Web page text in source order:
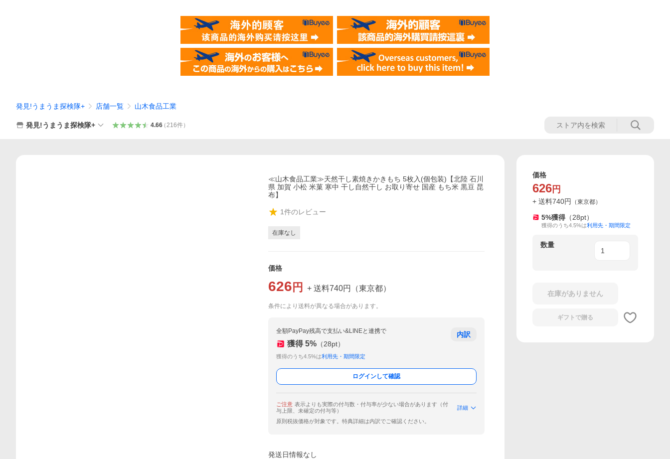
発見!うまうま探検隊+ 店舗一覧 山木食品工業
発見!うまうま探検隊+ 4.66（216件）
≪山木食品工業≫天然干し素焼きかきもち 5枚入(個包装)【北陸 石川
県 加賀 小松 米菓 寒中 干し自然干し お取り寄せ 国産 もち米 黒豆 昆
布】
1件のレビュー
在庫なし
価格
626 円 + 送料740円 （東京都）
条件により送料が異なる場合があります。
全額PayPay残高で支払い&LINEと連携で
獲得 5% （28pt）
獲得のうち4.5%は利用先・期間限定
内訳
ログインして確認
ご注意 表示よりも実際の付与数・付与率が少ない場合があります（付
与上限、未確定の付与等）
詳細
原則税抜価格が対象です。特典詳細は内訳でご確認ください。
発送日情報なし
価格
626 円
+ 送料740円 （東京都）
5%獲得 （28pt）
獲得のうち4.5%は利用先・期間限定
数量
在庫がありません
ギフトで贈る